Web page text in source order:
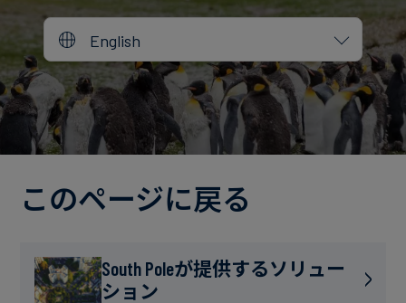
所
地
誠
実
へ
り
エ
ル
ギ
ー・
電
ガ
ス
食
後
イ
ベ
ン
ト
ブ
ロ
English
このページに戻る
South Poleが提供するソリュー
ション